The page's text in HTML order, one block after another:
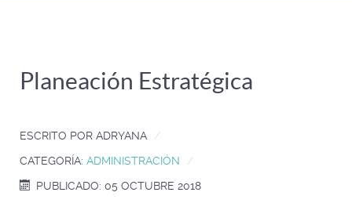
Planeación Estratégica
ESCRITO POR ADRYANA
CATEGORÍA: ADMINISTRACIÓN
PUBLICADO: 05 OCTUBRE 2018